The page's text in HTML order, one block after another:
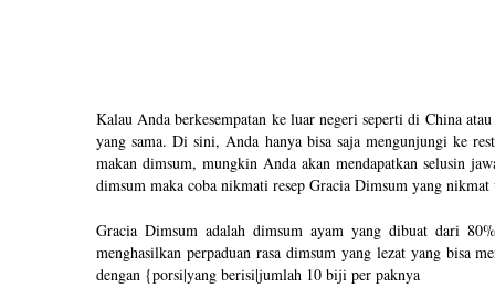
Kalau Anda berkesempatan ke luar negeri seperti di China
yang sama. Di sini, Anda hanya bisa saja mengunjungi ke
makan dimsum, mungkin Anda akan mendapatkan selusin
dimsum maka coba nikmati resep Gracia Dimsum yang
Gracia Dimsum adalah dimsum ayam yang dibuat dari
menghasilkan perpaduan rasa dimsum yang lezat yang bisa
dengan {porsi|yang berisi|jumlah 10 biji per paknya